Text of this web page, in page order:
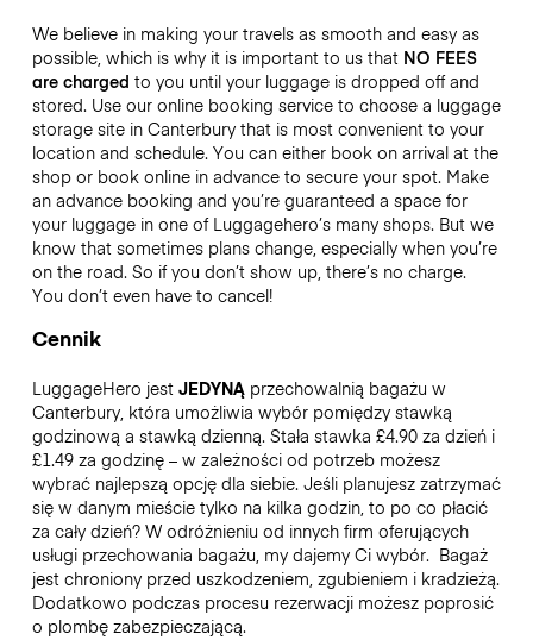
We believe in making your travels as smooth and easy as
possible, which is why it is important to us that NO FEES
are charged to you until your luggage is dropped off and
stored. Use our online booking service to choose a luggage
storage site in Canterbury that is most convenient to your
location and schedule. You can either book on arrival at the
shop or book online in advance to secure your spot. Make
an advance booking and you’re guaranteed a space for
your luggage in one of Luggagehero’s many shops. But we
know that sometimes plans change, especially when you’re
on the road. So if you don’t show up, there’s no charge.
You don’t even have to cancel!
Cennik
LuggageHero jest JEDYNĄprzechowalnią bagażu w
Canterbury, która umożliwia wybór pomiędzy stawką
godzinową a stawką dzienną. Stała stawka £4.90 za dzień i
£1.49 za godzinę – w zależności od potrzeb możesz
wybrać najlepszą opcję dla siebie. Jeśli planujesz zatrzymać
się w danym mieście tylko na kilka godzin, to po co płacić
za cały dzień? W odróżnieniu od innych firm oferujących
usługi przechowania bagażu, my dajemy Ci wybór. Bagaż
jest chroniony przed uszkodzeniem, zgubieniem i kradzieżą.
Dodatkowo podczas procesu rezerwacji możesz poprosić
o plombę zabezpieczającą.